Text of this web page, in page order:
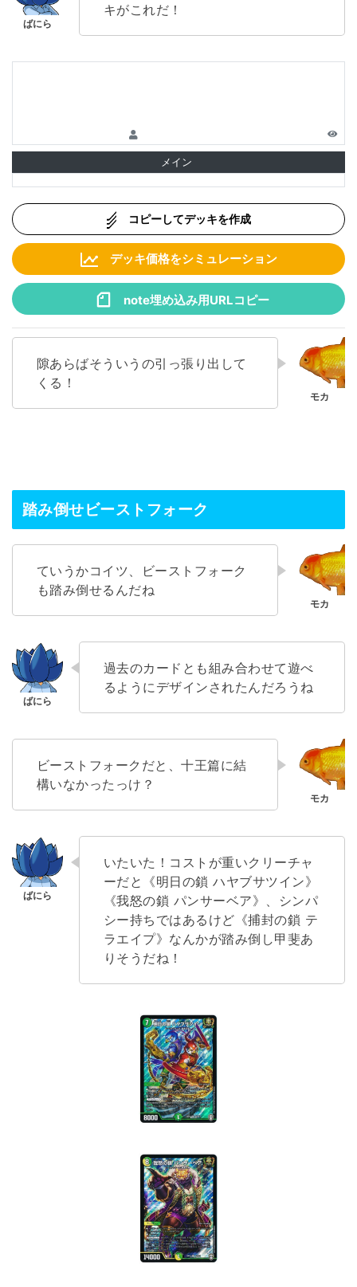
キがこれだ！
メイン
コピーしてデッキを作成
デッキ価格をシミュレーション
note埋め込み用URLコピー
隙あらばそういうの引っ張り出して
くる！
踏み倒せビーストフォーク
ていうかコイツ、ビーストフォーク
も踏み倒せるんだね
過去のカードとも組み合わせて遊べ
るようにデザインされたんだろうね
ビーストフォークだと、十王篇に結
構いなかったっけ？
いたいた！コストが重いクリーチャ
ーだと《明日の鎖 ハヤブサツイン》
《我怒の鎖 パンサーベア》、シンパ
シー持ちではあるけど《捕封の鎖 テ
ラエイプ》なんかが踏み倒し甲斐あ
りそうだね！